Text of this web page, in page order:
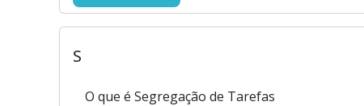
S
O que é Segregação de Tarefas